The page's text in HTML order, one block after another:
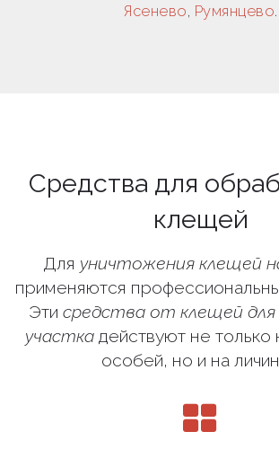
Ясенево, Румянцево.
Средства для
клещей
Для уничтожения клещей
применяются
Эти средства от клещей
участкадействуют не только
особей, но и на